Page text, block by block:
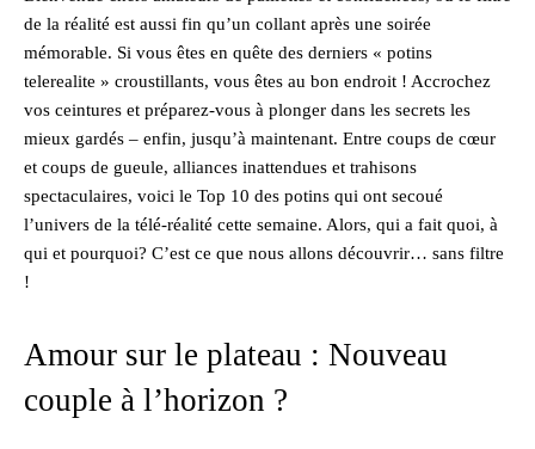
de la réalité est aussi fin qu’un collant après une soirée
mémorable. Si vous êtes en quête des derniers « potins
telerealite » croustillants, vous êtes au bon endroit ! Accrochez
vos ceintures et préparez-vous à plonger dans les secrets les
mieux gardés – enfin, jusqu’à maintenant. Entre coups de cœur
et coups de gueule, alliances inattendues et trahisons
spectaculaires, voici le Top 10 des potins qui ont secoué
l’univers de la télé-réalité cette semaine. Alors, qui a fait quoi, à
qui et pourquoi? C’est ce que nous allons découvrir… sans filtre
!
Amour sur le plateau : Nouveau
couple à l’horizon ?